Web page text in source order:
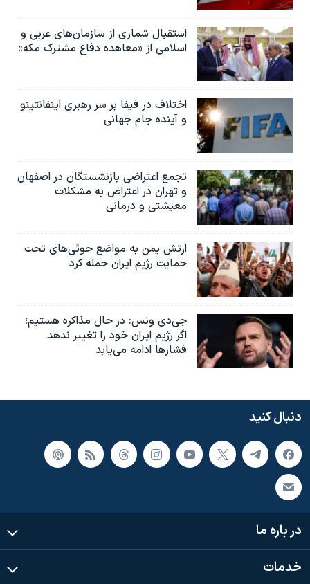
استقبال شماری از سازمان‌های عربی و
اسلامی از «معاهده دفاع مشترک مکه»
اختلاف در فیفا بر سر رهبری اینفانتینو
و آینده جام جهانی
تجمع اعتراضی بازنشستگان در اصفهان
و تهران در اعتراض به مشکلات
معیشتی و درمانی
ارتش یمن به مواضع حوثی‌های تحت
حمایت رژیم ایران حمله کرد
جی‌دی ونس: در حال مذاکره هستیم؛
اگر رژیم ایران خود را تغییر ندهد
فشارها ادامه می‌یابد
دنبال کنید
در باره ما
خدمات